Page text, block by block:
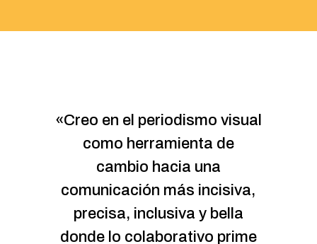
en el periodismo visual
herramienta de
cambio hacia una
más incisiva,
inclusiva y bella
lo colaborativo prime